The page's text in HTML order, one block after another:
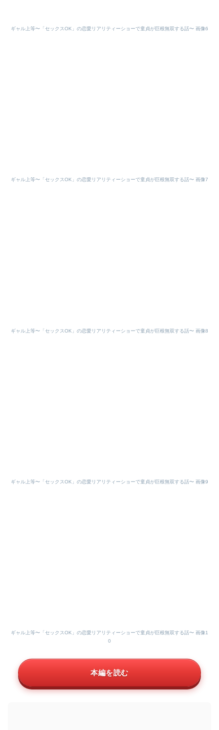
ギャル上等〜「セックスOK」の恋愛リアリティーショーで童貞が巨根無双する話〜 画像6
ギャル上等〜「セックスOK」の恋愛リアリティーショーで童貞が巨根無双する話〜 画像7
ギャル上等〜「セックスOK」の恋愛リアリティーショーで童貞が巨根無双する話〜 画像8
ギャル上等〜「セックスOK」の恋愛リアリティーショーで童貞が巨根無双する話〜 画像9
ギャル上等〜「セックスOK」の恋愛リアリティーショーで童貞が巨根無双する話〜 画像1
0
本編を読む